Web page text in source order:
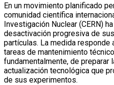
En un movimiento planificado
comunidad científica
Investigación Nuclear (CERN)
desactivación progresiva de
partículas. La medida responde
tareas de mantenimiento
fundamentalmente, de preparar
actualización tecnológica que
de sus experimentos.